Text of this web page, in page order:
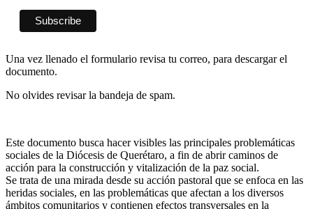
Una vez llenado el formulario revisa tu correo, para descargar el
documento.
No olvides revisar la bandeja de spam.
Este documento busca hacer visibles las principales problemáticas
sociales de la Diócesis de Querétaro, a fin de abrir caminos de
acción para la construcción y vitalización de la paz social.
Se trata de una mirada desde su acción pastoral que se enfoca en las
heridas sociales, en las problemáticas que afectan a los diversos
ámbitos comunitarios y contienen efectos transversales en la